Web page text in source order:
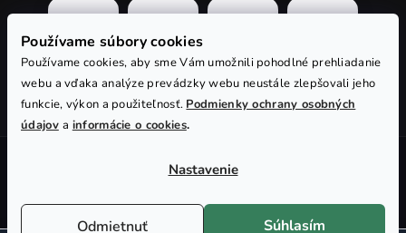
Používame súbory cookies
Používame cookies, aby sme Vám umožnili pohodlné prehliadanie
webu a vďaka analýze prevádzky webu neustále zlepšovali jeho
funkcie, výkon a použiteľnosť. Podmienky ochrany osobných
údajov a informácie o cookies.
Nastavenie
Odmietnuť Súhlasím
Vytvoril Shoptet
Upraviť nastavenie cookies